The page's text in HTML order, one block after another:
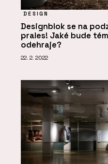
DESIGN
Designblok se na
prales! Jaké bude
odehraje?
22. 2. 2022